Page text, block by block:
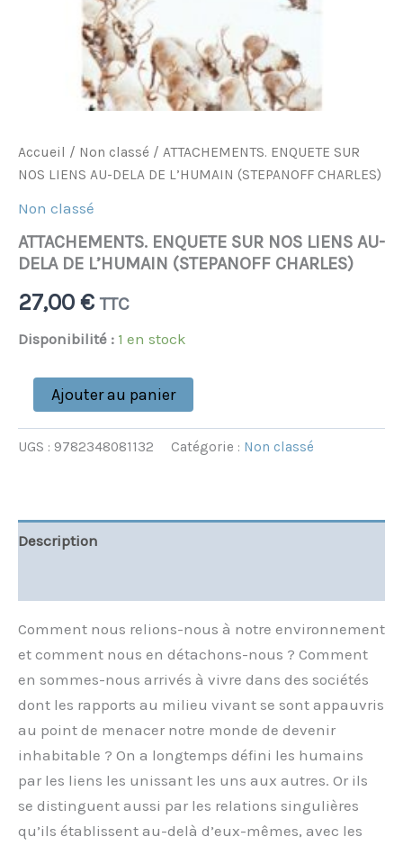
Accueil / Non classé / ATTACHEMENTS. ENQUETE SUR
NOS LIENS AU-DELA DE L’HUMAIN (STEPANOFF CHARLES)
Non classé
ATTACHEMENTS. ENQUETE SUR NOS LIENS AU-
DELA DE L’HUMAIN (STEPANOFF CHARLES)
27,00 € TTC
Disponibilité : 1 en stock
Ajouter au panier
UGS : 9782348081132 Catégorie : Non classé
Description
Comment nous relions-nous à notre environnement
et comment nous en détachons-nous ? Comment
en sommes-nous arrivés à vivre dans des sociétés
dont les rapports au milieu vivant se sont appauvris
au point de menacer notre monde de devenir
inhabitable ? On a longtemps défini les humains
par les liens les unissant les uns aux autres. Or ils
se distinguent aussi par les relations singulières
qu’ils établissent au-delà d’eux-mêmes, avec les